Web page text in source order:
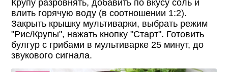
Крупу разровнять, добавить по вкусу соль и
влить горячую воду (в соотношении 1:2).
Закрыть крышку мультиварки, выбрать режим
"Рис/Крупы", нажать кнопку "Старт". Готовить
булгур с грибами в мультиварке 25 минут, до
звукового сигнала.